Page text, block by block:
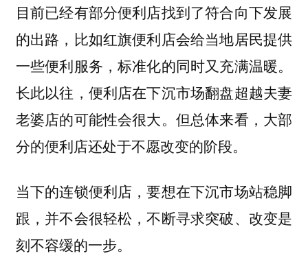
目前已经有部分便利店找到了符合向下发展
的出路，比如红旗便利店会给当地居民提供
一些便利服务，标准化的同时又充满温暖。
长此以往，便利店在下沉市场翻盘超越夫妻
老婆店的可能性会很大。但总体来看，大部
分的便利店还处于不愿改变的阶段。
当下的连锁便利店，要想在下沉市场站稳脚
跟，并不会很轻松，不断寻求突破、改变是
刻不容缓的一步。